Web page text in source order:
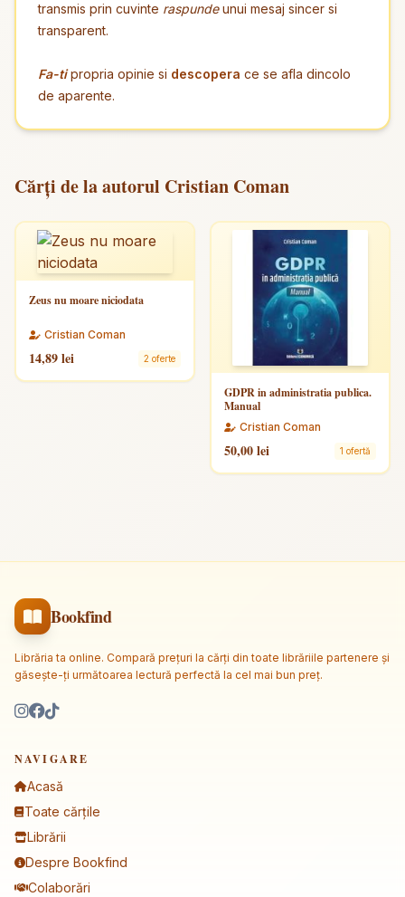
transmis prin cuvinte raspundeunui mesaj sincer si
transparent.
Fa-tipropria opinie si descopera ce se afla dincolo
de aparente.
Cărți de la autorul Cristian Coman
Zeus nu moare niciodata
Cristian Coman
14,89 lei 2 oferte
GDPR in administratia publica.
Manual
Cristian Coman
50,00 lei 1 ofertă
Bookfind
Librăria ta online. Compară prețuri la cărți din toate librăriile partenere și
găsește-ți următoarea lectură perfectă la cel mai bun preț.
NAVIGARE
Acasă
Toate cărțile
Librării
Despre Bookfind
Colaborări